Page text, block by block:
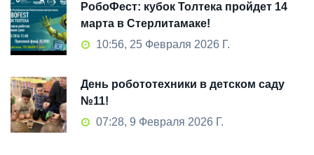
РобоФест: кубок Толтека пройдет 14
марта в Стерлитамаке!
10:56, 25 Февраля 2026 Г.
День робототехники в детском саду
№11!
07:28, 9 Февраля 2026 Г.